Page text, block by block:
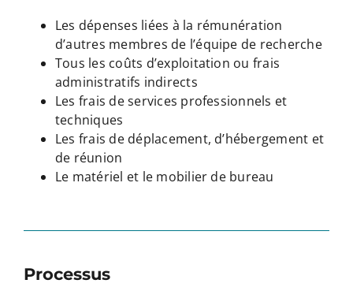
Les dépenses liées à la rémunération
d’autres membres de l’équipe de recherche
Tous les coûts d’exploitation ou frais
administratifs indirects
Les frais de services professionnels et
techniques
Les frais de déplacement, d’hébergement et
de réunion
Le matériel et le mobilier de bureau
Processus